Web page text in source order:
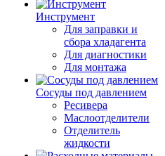
Инструмент
Для заправки и
сбора хладагента
Для диагностики
Для монтажа
Сосуды под давлением
Ресивера
Маслоотделители
Отделитель
жидкости